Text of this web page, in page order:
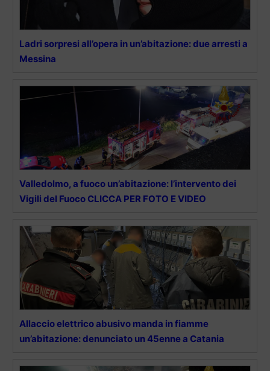
Ladri sorpresi all’opera in un’abitazione: due arresti a
Messina
Valledolmo, a fuoco un’abitazione: l’intervento dei
Vigili del Fuoco CLICCA PER FOTO E VIDEO
Allaccio elettrico abusivo manda in fiamme
un’abitazione: denunciato un 45enne a Catania